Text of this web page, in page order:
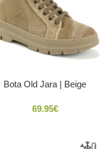
Bota Old Jara | Beige
69.95€